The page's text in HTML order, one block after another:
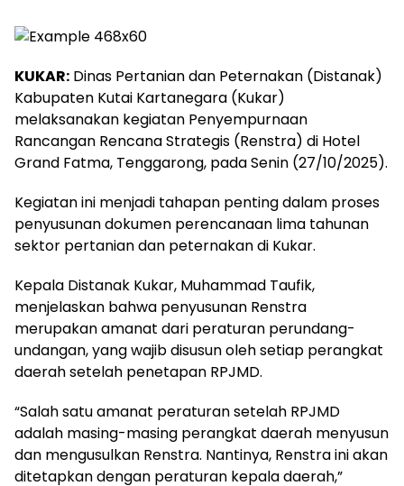
KUKAR: Dinas Pertanian dan Peternakan (Distanak)
Kabupaten Kutai Kartanegara (Kukar)
melaksanakan kegiatan Penyempurnaan
Rancangan Rencana Strategis (Renstra) di Hotel
Grand Fatma, Tenggarong, pada Senin (27/10/2025).
Kegiatan ini menjadi tahapan penting dalam proses
penyusunan dokumen perencanaan lima tahunan
sektor pertanian dan peternakan di Kukar.
Kepala Distanak Kukar, Muhammad Taufik,
menjelaskan bahwa penyusunan Renstra
merupakan amanat dari peraturan perundang-
undangan, yang wajib disusun oleh setiap perangkat
daerah setelah penetapan RPJMD.
“Salah satu amanat peraturan setelah RPJMD
adalah masing-masing perangkat daerah menyusun
dan mengusulkan Renstra. Nantinya, Renstra ini akan
ditetapkan dengan peraturan kepala daerah,”